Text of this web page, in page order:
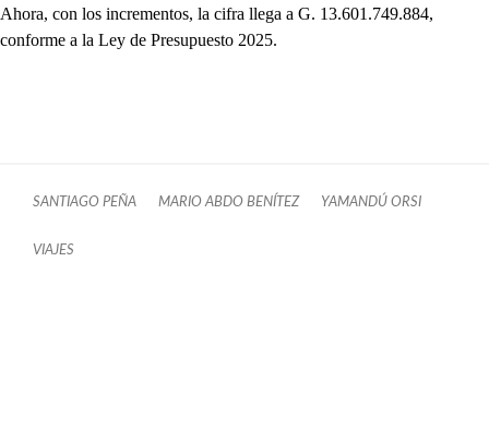
Ahora, con los incrementos, la cifra llega a G. 13.601.749.884,
conforme a la Ley de Presupuesto 2025.
SANTIAGO PEÑA MARIO ABDO BENÍTEZ YAMANDÚ ORSI
VIAJES